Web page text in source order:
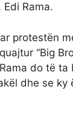
Rama.
protestën
“Big
do të ta
dhe se ky